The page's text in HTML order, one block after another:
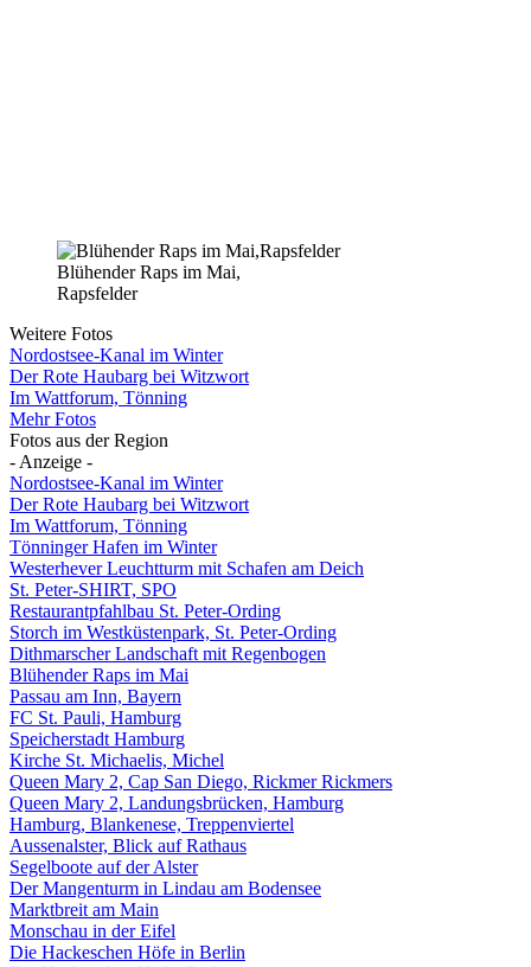
Blühender Raps im Mai,
Rapsfelder
Weitere Fotos
Nordostsee-Kanal im Winter
Der Rote Haubarg bei Witzwort
Im Wattforum, Tönning
Mehr Fotos
Fotos aus der Region
- Anzeige -
Nordostsee-Kanal im Winter
Der Rote Haubarg bei Witzwort
Im Wattforum, Tönning
Tönninger Hafen im Winter
Westerhever Leuchtturm mit Schafen am Deich
St. Peter-SHIRT, SPO
Restaurantpfahlbau St. Peter-Ording
Storch im Westküstenpark, St. Peter-Ording
Dithmarscher Landschaft mit Regenbogen
Blühender Raps im Mai
Passau am Inn, Bayern
FC St. Pauli, Hamburg
Speicherstadt Hamburg
Kirche St. Michaelis, Michel
Queen Mary 2, Cap San Diego, Rickmer Rickmers
Queen Mary 2, Landungsbrücken, Hamburg
Hamburg, Blankenese, Treppenviertel
Aussenalster, Blick auf Rathaus
Segelboote auf der Alster
Der Mangenturm in Lindau am Bodensee
Marktbreit am Main
Monschau in der Eifel
Die Hackeschen Höfe in Berlin